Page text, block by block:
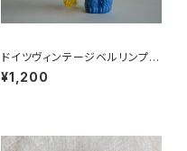
ドイツヴィンテージベルリンプラ
ベア青204
¥1,200